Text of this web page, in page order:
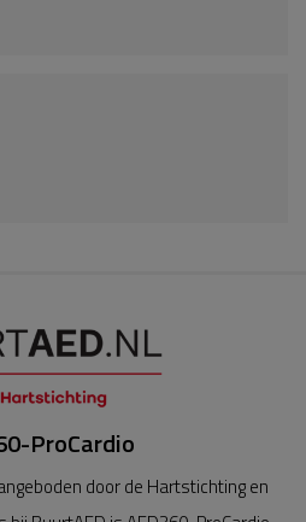
ProCardio
door de Hartstichting en